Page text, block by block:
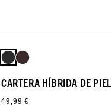
CARTERA HÍBRIDA DE PIEL
49,99 €